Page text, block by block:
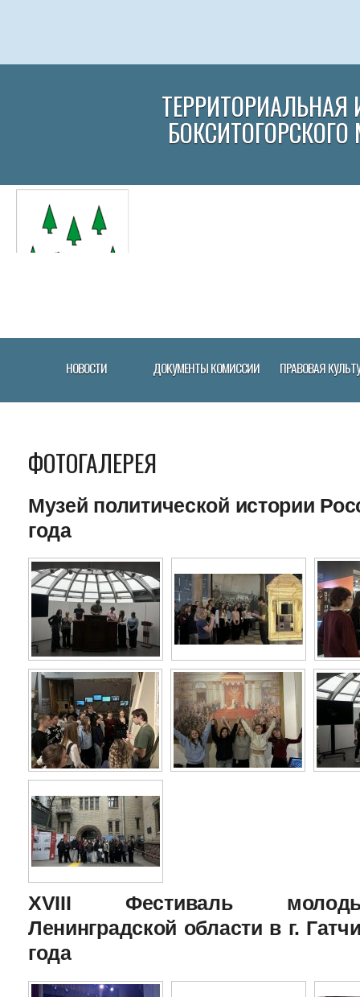
НОВОСТИ ДОКУМЕНТЫ КОМИССИИ ПРАВОВАЯ
ФОТОГАЛЕРЕЯ
Музей политической истории
года
XVIII Фестиваль
Ленинградской области в г.
года